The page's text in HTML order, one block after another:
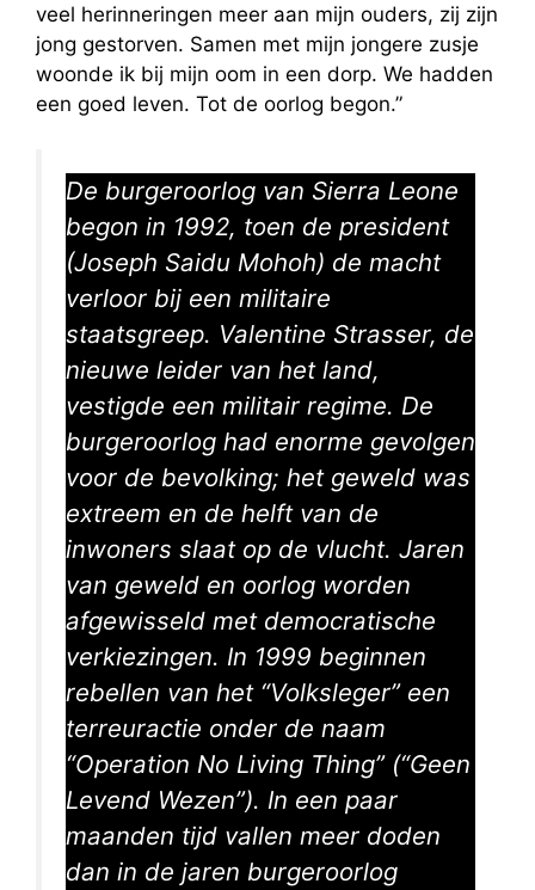
veel herinneringen meer aan mijn ouders, zij zijn
jong gestorven. Samen met mijn jongere zusje
woonde ik bij mijn oom in een dorp. We hadden
een goed leven. Tot de oorlog begon.”
De burgeroorlog van Sierra Leone
begon in 1992, toen de president
(Joseph Saidu Mohoh) de macht
verloor bij een militaire
staatsgreep. Valentine Strasser, de
nieuwe leider van het land,
vestigde een militair regime. De
burgeroorlog had enorme gevolgen
voor de bevolking; het geweld was
extreem en de helft van de
inwoners slaat op de vlucht. Jaren
van geweld en oorlog worden
afgewisseld met democratische
verkiezingen. In 1999 beginnen
rebellen van het “Volksleger” een
terreuractie onder de naam
“Operation No Living Thing” (“Geen
Levend Wezen”). In een paar
maanden tijd vallen meer doden
dan in de jaren burgeroorlog